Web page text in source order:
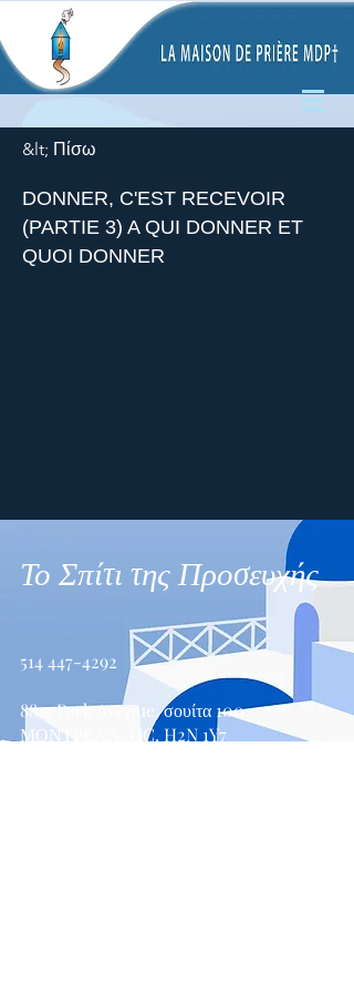
&lt; Πίσω
DONNER, C'EST RECEVOIR
(PARTIE 3) A QUI DONNER ET
QUOI DONNER
Το Σπίτι της Προσευχής
514 447-4292
8815 Park Avenue, σουίτα 100
ΜΟΝΤΡΕΑΛ, QC, H2N 1Y7